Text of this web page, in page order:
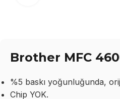
Brother MFC
%5 baskı yoğunluğunda,
Chip YOK.